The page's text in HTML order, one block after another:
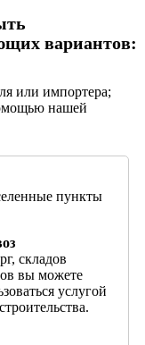
вариантов:
или импортера;
нашей
пункты
складов
вы можете
услугой